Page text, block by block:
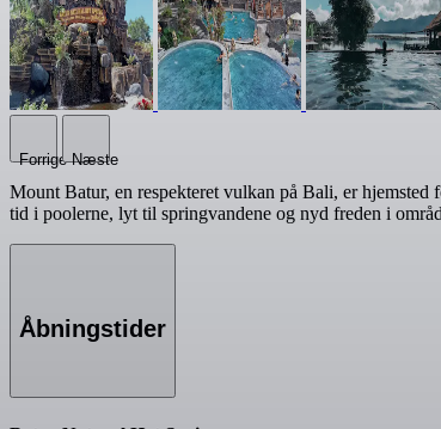
Forrige Næste
Mount Batur, en respekteret vulkan på Bali, er
tid i poolerne, lyt til springvandene og nyd freden i
Åbningstider